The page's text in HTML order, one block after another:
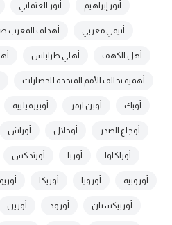
أنور إبراهيم أنور العثماني
أنيمي مغربي أهداف المغرب ضد
أهل الكهف أهلي طرابلس
أهمية تحالف الأمم المتحدة للحضارات
أوبك أوبن آرمز أوبيرفيلييه
أوجاع الصدر أوخلال أوراش
أوراكاوا أوربا أورثدكس
أوروبية أورويا أوريكا
أوزبيكستان أوزود أوزين